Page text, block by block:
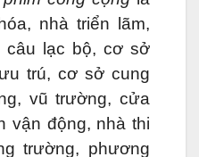
nhà triển lãm,
câu lạc bộ, cơ sở
trú, cơ sở cung
vũ trường, cửa
vận động, nhà thi
trường, phương